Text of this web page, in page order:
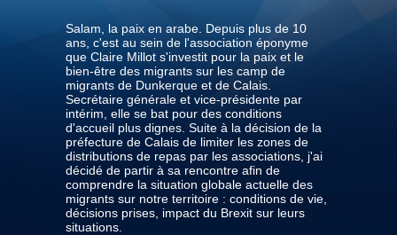
Salam, la paix en arabe. Depuis plus de 10
ans, c'est au sein de l'association éponyme
que Claire Millot s'investit pour la paix et le
bien-être des migrants sur les camp de
migrants de Dunkerque et de Calais.
Secrétaire générale et vice-présidente par
intérim, elle se bat pour des conditions
d'accueil plus dignes. Suite à la décision de la
préfecture de Calais de limiter les zones de
distributions de repas par les associations, j'ai
décidé de partir à sa rencontre afin de
comprendre la situation globale actuelle des
migrants sur notre territoire : conditions de vie,
décisions prises, impact du Brexit sur leurs
situations.